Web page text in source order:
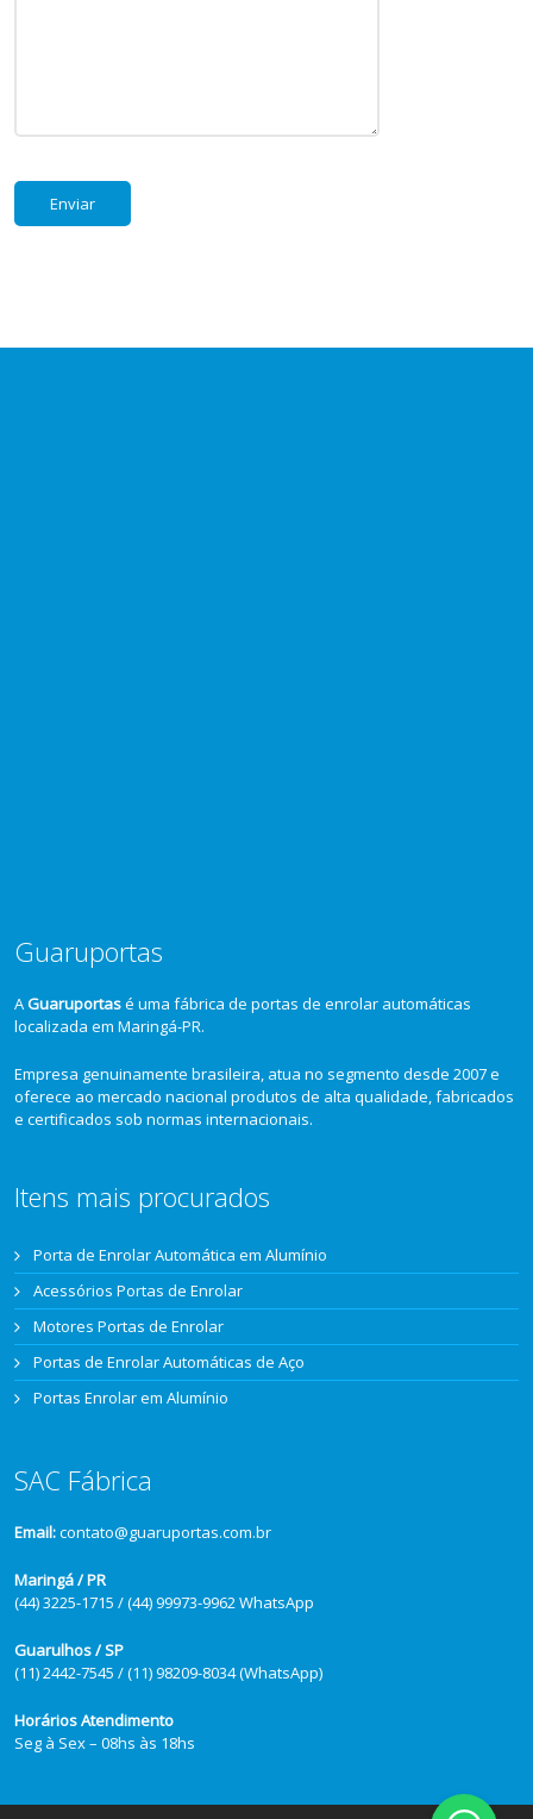
Guaruportas
AGuaruportasé uma fábrica de portas de enrolar automáticas
localizada em Maringá-PR.
Empresa genuinamente brasileira, atua no segmento desde 2007 e
oferece ao mercado nacional produtos de alta qualidade, fabricados
e certificados sob normas internacionais.
Itens mais procurados
Porta de Enrolar Automática em Alumínio
Acessórios Portas de Enrolar
Motores Portas de Enrolar
Portas de Enrolar Automáticas de Aço
Portas Enrolar em Alumínio
SAC Fábrica
Email:contato@guaruportas.com.br
Maringá / PR
(44) 3225-1715 / (44) 99973-9962 WhatsApp
Guarulhos / SP
(11) 2442-7545 / (11) 98209-8034 (WhatsApp)
Horários Atendimento
Seg à Sex – 08hs às 18hs